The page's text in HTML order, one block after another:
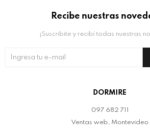
DORMIRE
097 682 711
Ventas web, Montevideo
Recibe nuestras
¡Suscribite y recibí todas nuestras